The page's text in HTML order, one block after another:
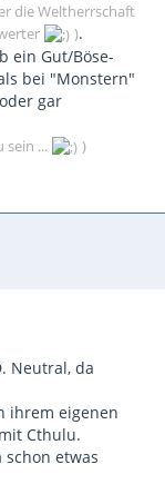
die Weltherrschaft
).
ein Gut/Böse-
bei "Monstern"
gar
sein ... )
Neutral, da
ihrem eigenen
Cthulu.
etwas